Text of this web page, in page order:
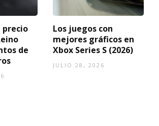
precio
de
Los juegos con
mejores gráficos en
Xbox Series S (2026)
JULIO 28, 2026